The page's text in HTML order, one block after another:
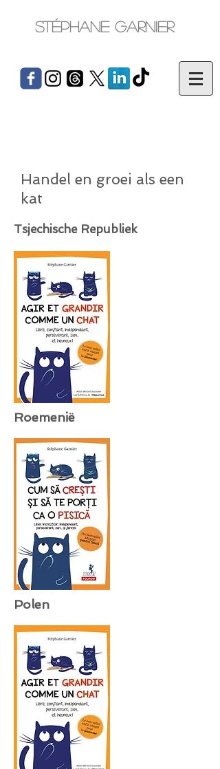
Stéphane Garnier
Handel en groei als een
kat
Tsjechische Republiek
Roemenië
Polen